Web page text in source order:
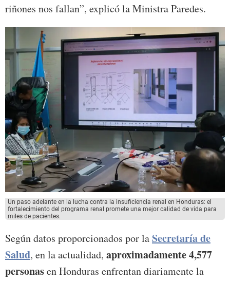
riñones nos fallan”, explicó la Ministra Paredes.
Un paso adelante en la lucha contra la insuficiencia renal en Honduras: el
fortalecimiento del programa renal promete una mejor calidad de vida para
miles de pacientes.
Según datos proporcionados por laSecretaría de
Salud, en la actualidad, aproximadamente 4,577
personasen Honduras enfrentan diariamente la